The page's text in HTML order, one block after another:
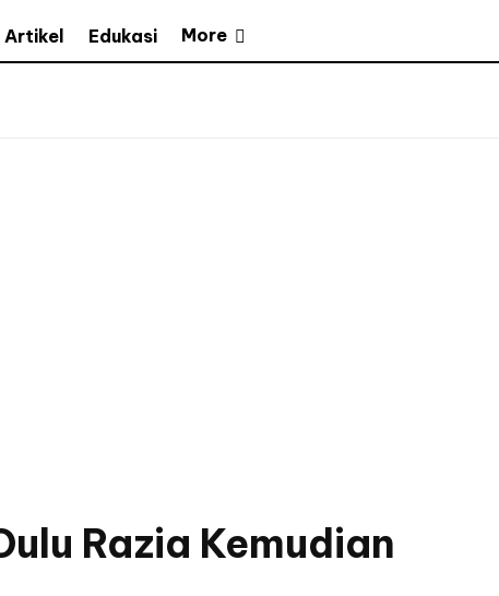
Artikel Edukasi More
Razia Kemudian